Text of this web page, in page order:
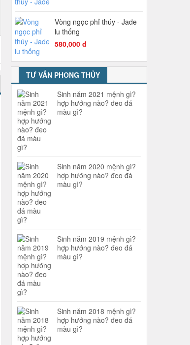
Vòng ngọc phỉ thúy - Jade
lu thống
580,000 đ
TƯ VẤN PHONG THỦY
Sinh năm 2021 mệnh gì?
hợp hướng nào? đeo đá
màu gì?
Sinh năm 2020 mệnh gì?
hợp hướng nào? đeo đá
màu gì?
Sinh năm 2019 mệnh gì?
hợp hướng nào? đeo đá
màu gì?
Sinh năm 2018 mệnh gì?
hợp hướng nào? đeo đá
màu gì?